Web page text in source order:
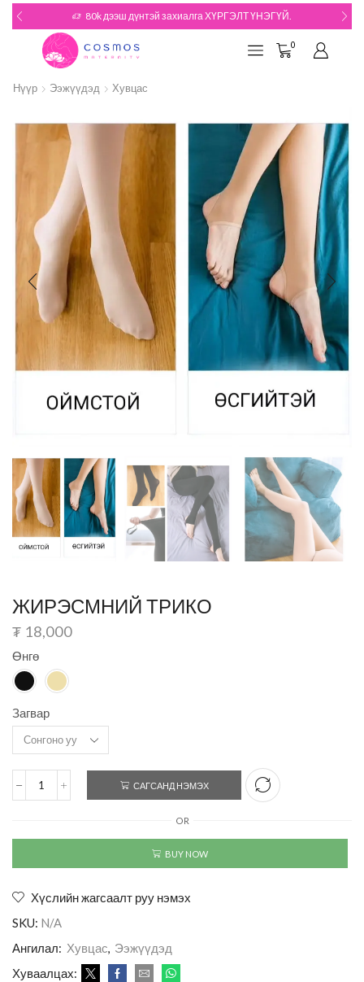
180k дээш дүнтэй захиалгын БЭЛЭГТЭЙ Үзэх
0
Нүүр Ээжүүдэд Хувцас
ЖИРЭСМНИЙ ТРИКО
₮ 18,000
Өнгө
Загвар
САГСАНД НЭМЭХ
OR
BUY NOW
Хүслийн жагсаалт руу нэмэх
SKU: N/A
Ангилал: Хувцас, Ээжүүдэд
Хуваалцах: